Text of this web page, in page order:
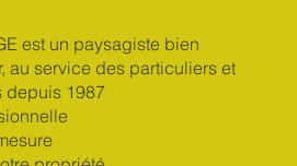
est un paysagiste bien
au service des particuliers et
depuis 1987